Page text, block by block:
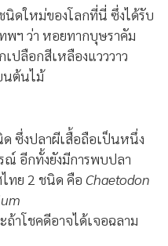
ดใหม่ของโลกที่นี่ ซึ่งได้รับ
พฯ ว่า หอยทากบุษราคัม
เปลือกสีเหลืองแวววาว
นต้นไม้
ซึ่งปลาผีเสื้อถือเป็นหนึ่ง
อีกทั้งยังมีการพบปลา
ทย 2 ชนิด คือ Chaetodon
าโชคดีอาจได้เจอฉลาม